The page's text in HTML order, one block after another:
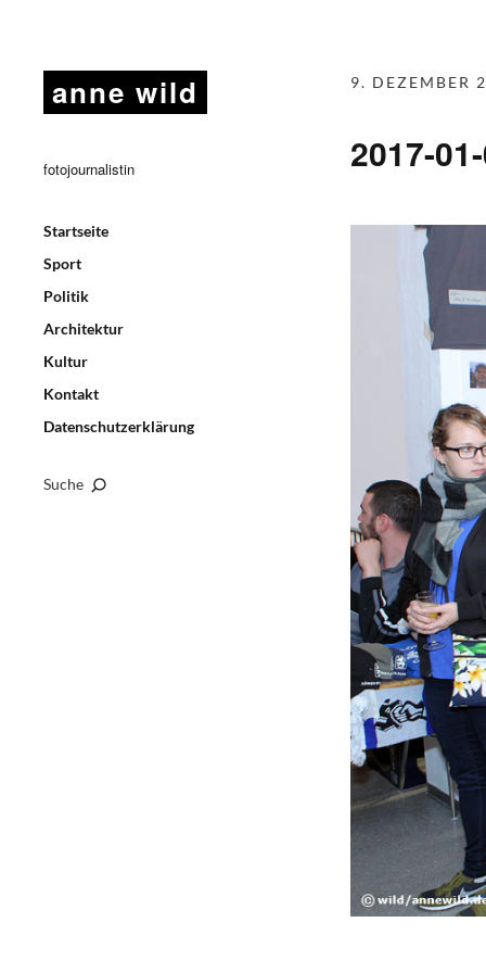
anne wild
fotojournalistin
Startseite
Sport
Politik
Architektur
Kultur
Kontakt
Datenschutzerklärung
Suche
9. DEZEMBER
2017-